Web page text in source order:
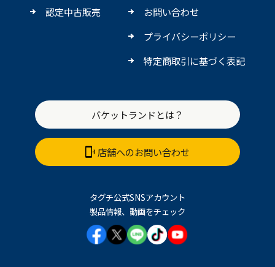
認定中古販売
お問い合わせ
プライバシーポリシー
特定商取引に基づく表記
バケットランドとは？
店舗へのお問い合わせ
タグチ公式SNSアカウント
製品情報、動画をチェック